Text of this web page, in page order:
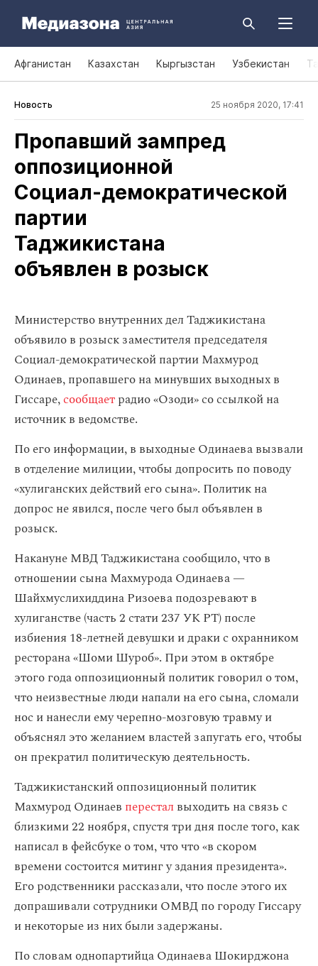
Афганистан Казахстан Кыргызстан Узбекистан
Новость 25 ноября 2020, 17:41
Пропавший зампред
оппозиционной
Социал‑демократической
партии
Таджикистана
объявлен в розыск
Министерство внутренних дел Таджикистана
объявило в розыск заместителя председателя
Социал-демократической партии Махмурод
Одинаев, пропавшего на минувших выходных в
Гиссаре,сообщаетрадио «Озоди» со ссылкой на
источник в ведомстве.
По его информации, в выходные Одинаева вызвали
в отделение милиции, чтобы допросить по поводу
«хулиганских действий его сына». Политик на
допрос не явился, после чего был объявлен в
розыск.
Накануне МВД Таджикистана сообщило, что в
отношении сына Махмурода Одинаева —
Шайхмуслихиддина Ризоева подозревают в
хулиганстве (часть 2 стати 237 УК РТ) после
избиения 18-летней девушки и драки с охранником
ресторана «Шоми Шуроб». При этом в октябре
этого года оппозиционный политик говорил о том,
что неизвестные люди напали на его сына, сломали
нос и нанесли ему черепно-мозговую травму и
объяснял это желанием властей запугать его, чтобы
он прекратил политическую деятельность.
Таджикистанский оппозиционный политик
Махмурод Одинаев перестал выходить на связь с
близкими 22 ноября, спустя три дня после того, как
написал в фейсбуке о том, что что «в скором
времени состоится митинг у здания президента».
Его родственники рассказали, что после этого их
допрашивали сотрудники ОМВД по городу Гиссару
и некоторые из них были задержаны.
По словам однопартийца Одинаева Шокирджона